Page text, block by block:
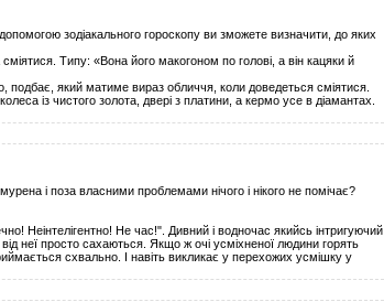
зодіакального гороскопу ви зможете визначити, до яких
Типу: «Вона його макогоном по головi, а вiн кацяки й
який матиме вираз обличчя, коли доведеться смiятися.
iз чистого золота, дверi з платини, а кермо усе в дiамантах.
і поза власними проблемами нічого і нікого не помічає?
Неінтелігентно! Не час!". Дивний і водночас якийсь інтригуючий
неї просто сахаються. Якщо ж очі усміхненої людини горять
схвально. І навіть викликає у перехожих усмішку у